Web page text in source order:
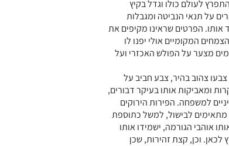
לעולם כולו וגדל בקיץ
על תנאי הנביטה ומגבלות
הפרטים שראינו מקיפים את
המקומיים אולי יפנו לו
מצער על הפולש האכזרי ועל
צהוב בהיר, צבע חביב על
ומאביקות אותו בעיקר דבורים,
למשפחה. הפירות הירוקים
לבישול, למשל כתוספת
אוהבי הגורמה, ישמידו אותו
וכן, קצת זהירות, שכן